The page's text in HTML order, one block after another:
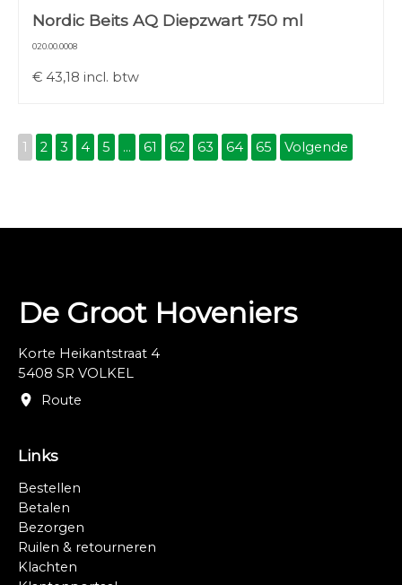
Nordic Beits AQ Diepzwart 750 ml
020.00.0008
€ 43,18 incl. btw
1 2 3 4 5 ... 61 62 63 64 65 Volgende
De Groot Hoveniers
Korte Heikantstraat 4
5408 SR VOLKEL
Route
Links
Bestellen
Betalen
Bezorgen
Ruilen & retourneren
Klachten